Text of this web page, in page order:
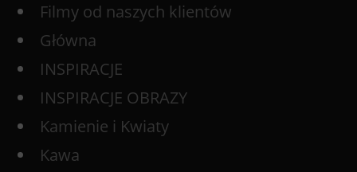
Filmy od naszych klientów
Główna
INSPIRACJE
INSPIRACJE OBRAZY
Kamienie i Kwiaty
Kawa